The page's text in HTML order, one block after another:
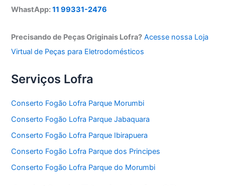
WhastApp:11 99331-2476
Precisando de Peças Originais Lofra? Acesse nossa Loja
Virtual de Peças para Eletrodomésticos
Serviços Lofra
Conserto Fogão Lofra Parque Morumbi
Conserto Fogão Lofra Parque Jabaquara
Conserto Fogão Lofra Parque Ibirapuera
Conserto Fogão Lofra Parque dos Principes
Conserto Fogão Lofra Parque do Morumbi